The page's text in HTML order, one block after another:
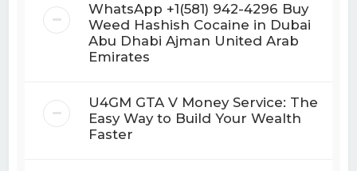
WhatsApp +1(581) 942-4296 Buy
Weed Hashish Cocaine in Dubai
Abu Dhabi Ajman United Arab
Emirates
U4GM GTA V Money Service: The
Easy Way to Build Your Wealth
Faster